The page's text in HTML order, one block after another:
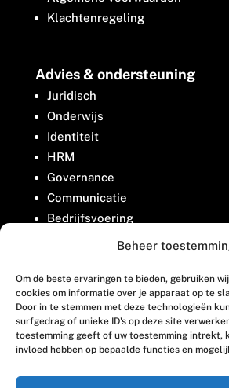
Beheer
Om de beste ervaringen te bieden, gebruiken
cookies om informatie over je apparaat op te
Door in te stemmen met deze technologieën
surfgedrag of unieke ID's op deze site
toestemming geeft of uw toestemming intrekt,
invloed hebben op bepaalde functies en
Klachtenregeling
Advies & ondersteuning
Juridisch
Onderwijs
Identiteit
HRM
Governance
Communicatie
Bedrijfsvoering
Belangenbehartiging
Contact
Houttuinlaan 8
3447 GM Woerden